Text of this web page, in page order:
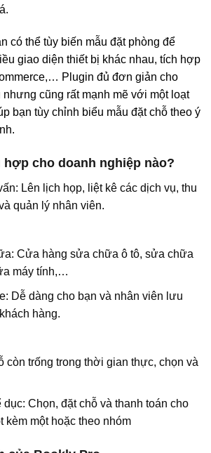
có thể tùy biến mẫu đặt phòng để
giao diện thiết bị khác nhau, tích hợp
Plugin đủ đơn giản cho
cũng rất mạnh mẽ với một loạt
bạn tùy chỉnh biểu mẫu đặt chỗ theo ý
hợp cho doanh nghiệp nào?
Lên lịch họp, liệt kê các dịch vụ, thu
quản lý nhân viên.
Cửa hàng sửa chữa ô tô, sửa chữa
máy tính,…
Dễ dàng cho bạn và nhân viên lưu
hàng.
còn trống trong thời gian thực, chọn và
Chọn, đặt chỗ và thanh toán cho
kèm một hoặc theo nhóm